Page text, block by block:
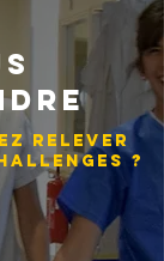
RELEVER
?